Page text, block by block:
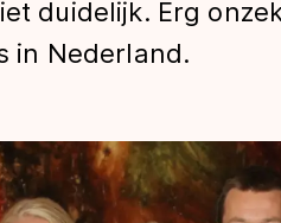
duidelijk. Erg
in Nederland.